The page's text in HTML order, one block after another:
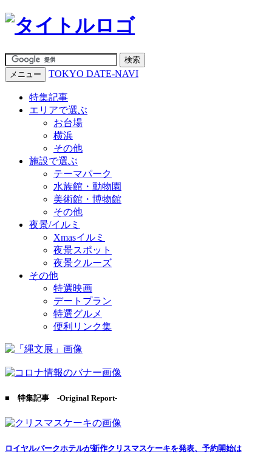
メニュー TOKYO DATE-NAVI
特集記事
エリアで選ぶ
お台場
横浜
その他
施設で選ぶ
テーマパーク
水族館・動物園
美術館・博物館
その他
夜景/イルミ
Xmasイルミ
夜景スポット
夜景クルーズ
その他
特選映画
デートプラン
特選グルメ
便利リンク集
■ 特集記事 -Original Report-
ロイヤルパークホテルが新作クリスマスケーキを発表、予約開始は